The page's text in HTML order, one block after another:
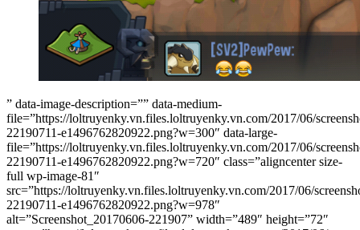
” data-image-description=”” data-medium-
file=”https://loltruyenky.vn.files.loltruyenky.vn.com/2017/06/
22190711-e1496762820922.png?w=300″ data-large-
file=”https://loltruyenky.vn.files.loltruyenky.vn.com/2017/06/
22190711-e1496762820922.png?w=720″ class=”aligncenter size-
full wp-image-81″
src=”https://loltruyenky.vn.files.loltruyenky.vn.com/2017/06/
22190711-e1496762820922.png?w=978″
alt=”Screenshot_20170606-221907” width=”489″ height=”72″